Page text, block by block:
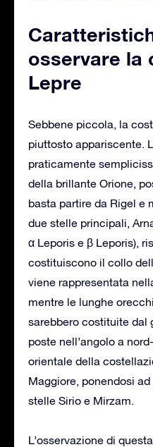
osservare la
Lepre
Sebbene piccola, la
piuttosto appariscente.
praticamente
della brillante Orione,
basta partire da Rigel e
due stelle principali,
α Leporis e β Leporis),
costituiscono il collo
viene rappresentata
mentre le lunghe
sarebbero costituite dal
poste nell’angolo a
orientale della
Maggiore, ponendosi
stelle Sirio e Mirzam.
L’osservazione di